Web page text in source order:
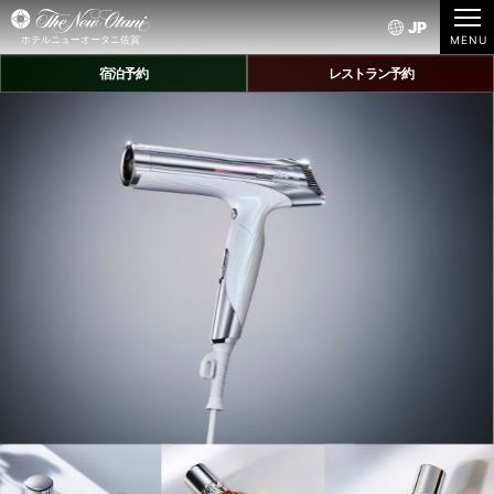
ホテルニューオータニ佐賀
JP
宿泊予約 レストラン予約